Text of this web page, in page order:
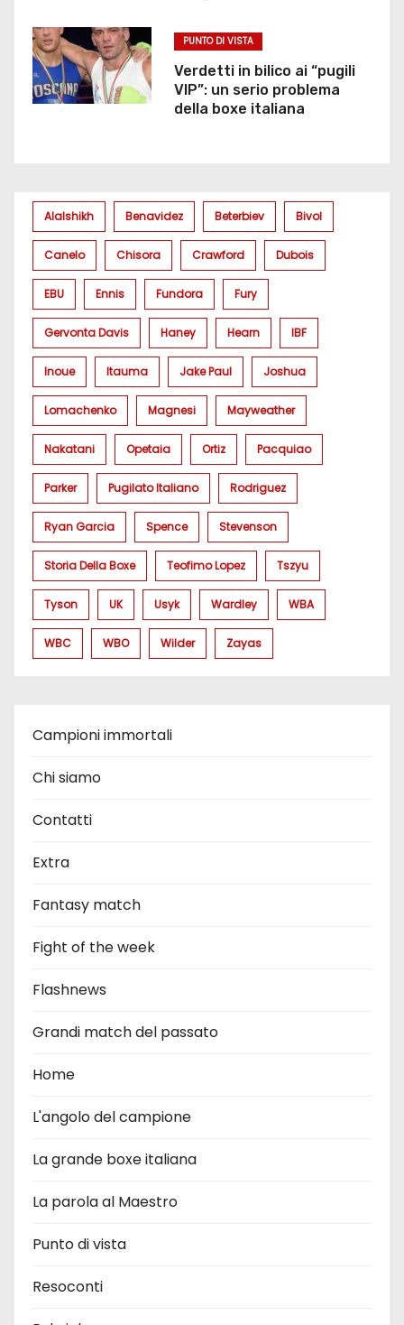
PUNTO DI VISTA
Verdetti in bilico ai “pugili
VIP”: un serio problema
della boxe italiana
Alalshikh Benavidez Beterbiev Bivol
Canelo Chisora Crawford Dubois
EBU Ennis Fundora Fury
Gervonta Davis Haney Hearn IBF
Inoue Itauma Jake Paul Joshua
Lomachenko Magnesi Mayweather
Nakatani Opetaia Ortiz Pacquiao
Parker Pugilato Italiano Rodriguez
Ryan Garcia Spence Stevenson
Storia Della Boxe Teofimo Lopez Tszyu
Tyson UK Usyk Wardley WBA
WBC WBO Wilder Zayas
Campioni immortali
Chi siamo
Contatti
Extra
Fantasy match
Fight of the week
Flashnews
Grandi match del passato
Home
L'angolo del campione
La grande boxe italiana
La parola al Maestro
Punto di vista
Resoconti